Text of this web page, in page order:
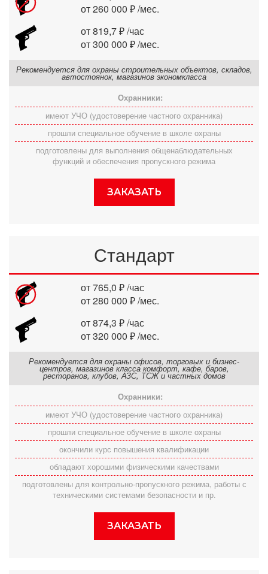
от 260 000 ₽ /мес.
от 819,7 ₽ /час
от 300 000 ₽ /мес.
Рекомендуется для охраны строительных объектов, складов,
автостоянок, магазинов экономкласса
Охранники:
имеют УЧО (удостоверение частного охранника)
прошли специальное обучение в школе охраны
подготовлены для выполнения общенаблюдательных
функций и обеспечения пропускного режима
ЗАКАЗАТЬ
Стандарт
от 765,0 ₽ /час
от 280 000 ₽ /мес.
от 874,3 ₽ /час
от 320 000 ₽ /мес.
Рекомендуется для охраны офисов, торговых и бизнес-
центров, магазинов класса комфорт, кафе, баров,
ресторанов, клубов, АЗС, ТСЖ и частных домов
Охранники:
имеют УЧО (удостоверение частного охранника)
прошли специальное обучение в школе охраны
окончили курс повышения квалификации
обладают хорошими физическими качествами
подготовлены для контрольно-пропускного режима, работы с
техническими системами безопасности и пр.
ЗАКАЗАТЬ